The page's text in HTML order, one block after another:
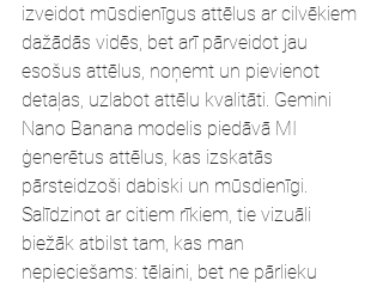
izveidot mūsdienīgus attēlus ar cilvēkiem
dažādās vidēs, bet arī pārveidot jau
esošus attēlus, noņemt un pievienot
detaļas, uzlabot attēlu kvalitāti. Gemini
Nano Banana modelis piedāvā MI
ģenerētus attēlus, kas izskatās
pārsteidzoši dabiski un mūsdienīgi.
Salīdzinot ar citiem rīkiem, tie vizuāli
biežāk atbilst tam, kas man
nepieciešams: tēlaini, bet ne pārlieku